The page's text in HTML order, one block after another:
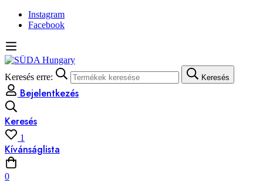
Instagram
Facebook
Keresés erre: Keresés
Bejelentkezés
Keresés
1
Kívánságlista
0